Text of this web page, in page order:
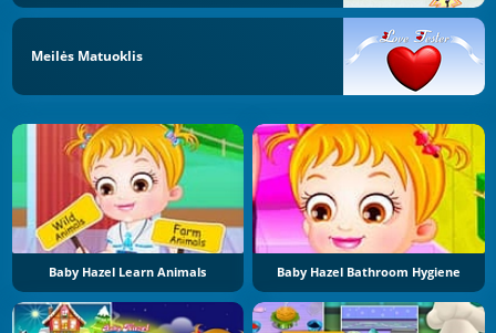
Meilės Matuoklis
Baby Hazel Learn Animals Baby Hazel Bathroom Hygiene